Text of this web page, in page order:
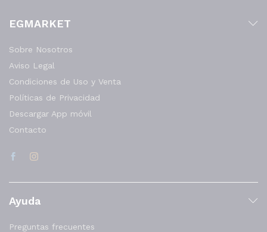
EGMARKET
Sobre Nosotros
Aviso Legal
Condiciones de Uso y Venta
Políticas de Privacidad
Descargar App móvil
Contacto
Ayuda
Preguntas frecuentes